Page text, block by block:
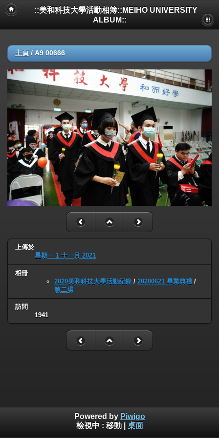
::美和科技大學活動相簿::MEIHO UNIVERSITY
ALBUM::
主頁 / A9 00666
上傳於
星期一 1 十一月 2021
相冊
2020美和科技大學活動紀錄 / 20200621 畢業典禮 /
第二場
訪問
1941
Powered by Piwigo
檢視中 : 移動| 桌面